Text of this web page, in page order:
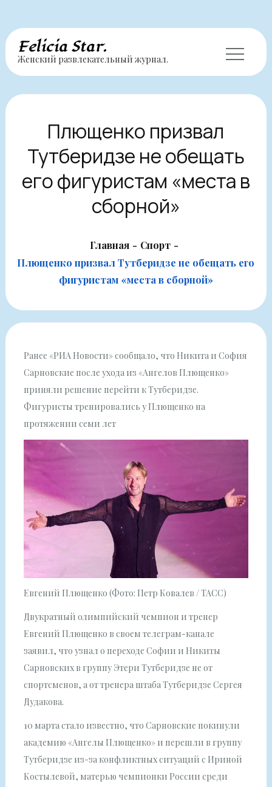
Перейти
содержимому
Felicia Star.
Женский развлекательный журнал.
Плющенко призвал
Тутберидзе не обещать
его фигуристам «места в
сборной»
Главная
Спорт
Плющенко призвал Тутберидзе не обещать его
фигуристам «места в сборной»
Ранее «РИА Новости» сообщало, что Никита и София
Сарновские после ухода из «Ангелов Плющенко»
приняли решение перейти к Тутберидзе.
Фигуристы тренировались у Плющенко на
протяжении семи лет
Евгений Плющенко (Фото: Петр Ковалев / ТАСС)
Двукратный олимпийский чемпион и тренер
Евгений Плющенко в своем телеграм-канале
заявил, что узнал о переходе Софии и Никиты
Сарновских в группу Этери Тутберидзе не от
спортсменов, а от тренера штаба Тутберидзе Сергея
Дудакова.
10 марта стало известно, что Сарновские покинули
академию «Ангелы Плющенко» и перешли в группу
Тутберидзе из-за конфликтных ситуаций с Ириной
Костылевой, матерью чемпионки России среди